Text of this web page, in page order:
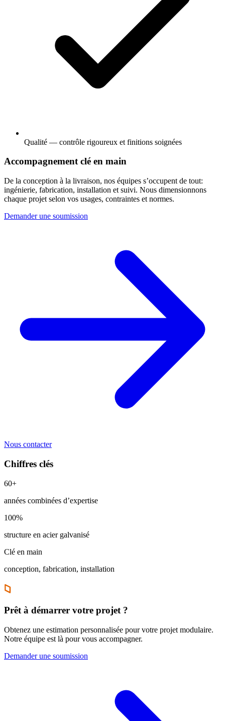
Qualité — contrôle rigoureux et finitions soignées
Accompagnement clé en main
De la conception à la livraison, nos équipes s’occupent de tout:
ingénierie, fabrication, installation et suivi. Nous dimensionnons
chaque projet selon vos usages, contraintes et normes.
Demander une soumission
Nous contacter
Chiffres clés
60+
années combinées d’expertise
100%
structure en acier galvanisé
Clé en main
conception, fabrication, installation
Prêt à démarrer votre projet ?
Obtenez une estimation personnalisée pour votre projet modulaire.
Notre équipe est là pour vous accompagner.
Demander une soumission